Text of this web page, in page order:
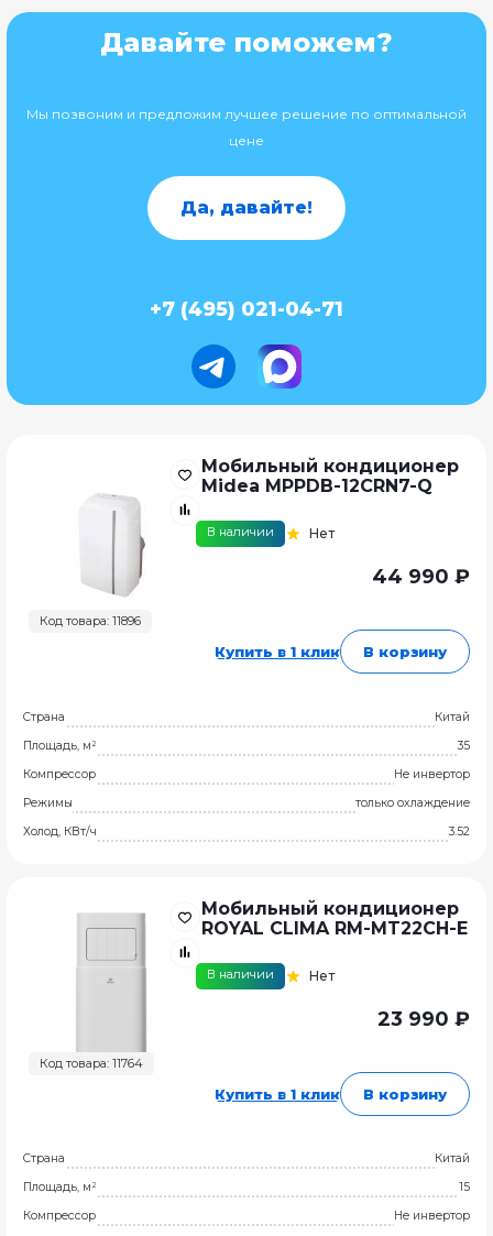
Давайте поможем?
Мы позвоним и предложим лучшее решение по оптимальной
цене
Да, давайте!
+7 (495) 021-04-71
Код товара: 11896
Мобильный кондиционер
Midea MPPDB-12CRN7-Q
В наличии Нет
44 990 ₽
Купить в 1 клик В корзину
Страна
Китай
Площадь, м²
35
Компрессор
Не инвертор
Режимы
только охлаждение
Холод, КВт/ч
3.52
Код товара: 11764
Мобильный кондиционер
ROYAL CLIMA RM-MT22CH-E
В наличии Нет
23 990 ₽
Купить в 1 клик В корзину
Страна
Китай
Площадь, м²
15
Компрессор
Не инвертор